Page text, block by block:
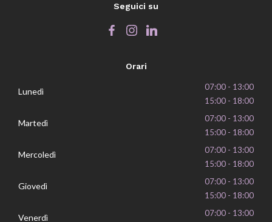
Seguici su
Orari
Lunedì
07:00 - 13:00
15:00 - 18:00
Martedì
07:00 - 13:00
15:00 - 18:00
Mercoledì
07:00 - 13:00
15:00 - 18:00
Giovedì
07:00 - 13:00
15:00 - 18:00
Venerdì
07:00 - 13:00